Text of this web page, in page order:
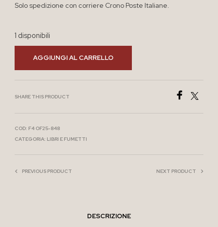
Solo spedizione con corriere Crono Poste Italiane.
1 disponibili
AGGIUNGI AL CARRELLO
SHARE THIS PRODUCT
COD: F4 OF25-848
CATEGORIA: LIBRI E FUMETTI
PREVIOUS PRODUCT NEXT PRODUCT
DESCRIZIONE